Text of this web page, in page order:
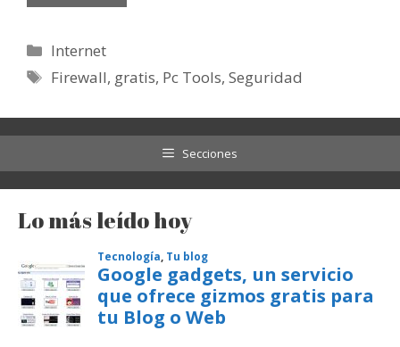
Categorías
Internet
Etiquetas
Firewall, gratis, Pc Tools,Seguridad
Secciones
Lo más leído hoy